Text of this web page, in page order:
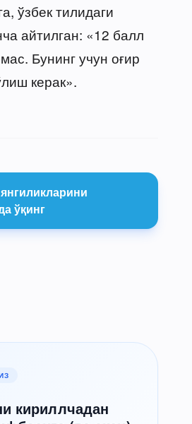
ўзбек тилидаги
айтилган: «12 балл
Бунинг учун оғир
керак».
ўқинг
кириллчадан